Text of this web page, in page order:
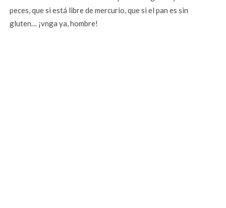
peces, que si está libre de mercurio, que si el pan es sin
gluten… ¡vnga ya, hombre!